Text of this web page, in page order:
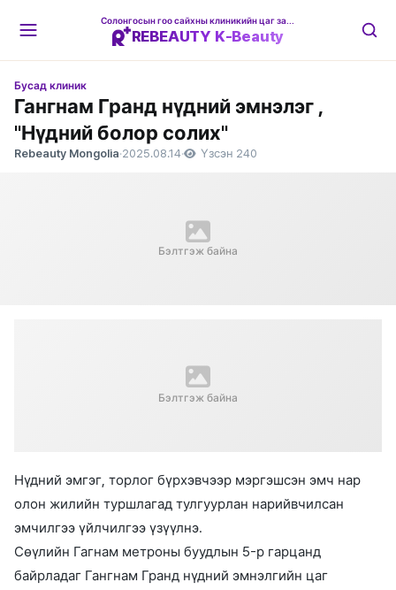
REBEAUTY K-Beauty
Бусад клиник
Гангнам Гранд нүдний эмнэлэг ,
"Нүдний болор солих"
Rebeauty Mongolia·2025.08.14· Үзсэн 240
Бэлтгэж байна
Бэлтгэж байна
Нүдний эмгэг, торлог бүрхэвчээр мэргэшсэн эмч нар
олон жилийн туршлагад тулгуурлан нарийвчилсан
эмчилгээ үйлчилгээ үзүүлнэ.
Сөүлийн Гагнам метроны буудлын 5-р гарцанд
байрладаг Гангнам Гранд нүдний эмнэлгийн цаг